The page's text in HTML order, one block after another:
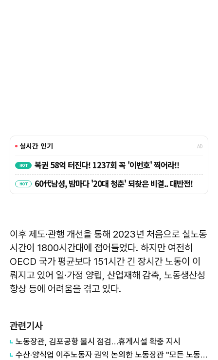
이후 제도·관행 개선을 통해 2023년 처음으로 실노동
시간이 1800시간대에 접어들었다. 하지만 여전히
OECD 국가 평균보다 151시간 긴 장시간 노동이 이
뤄지고 있어 일·가정 양립, 산업재해 감축, 노동생산성
향상 등에 어려움을 겪고 있다.
관련기사
노동장관, 김포공항 불시 점검…휴게시설 확충 지시
수산·양식업 이주노동자 권익 논의한 노동장관 "모든 노동 인정받아야"